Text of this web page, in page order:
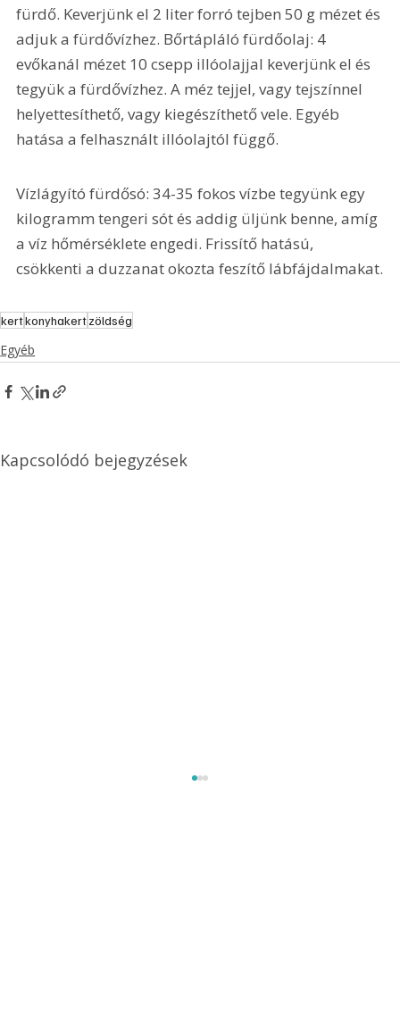
fürdő. Keverjünk el 2 liter forró tejben 50 g mézet és
adjuk a fürdővízhez. Bőrtápláló fürdőolaj: 4
evőkanál mézet 10 csepp illóolajjal keverjünk el és
tegyük a fürdővízhez. A méz tejjel, vagy tejszínnel
helyettesíthető, vagy kiegészíthető vele. Egyéb
hatása a felhasznált illóolajtól függő.
Vízlágyító fürdősó: 34-35 fokos vízbe tegyünk egy
kilogramm tengeri sót és addig üljünk benne, amíg
a víz hőmérséklete engedi. Frissítő hatású,
csökkenti a duzzanat okozta feszítő lábfájdalmakat.
kertkonyhakertzöldség
Egyéb
Kapcsolódó bejegyzések